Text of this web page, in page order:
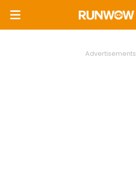
Advertisements